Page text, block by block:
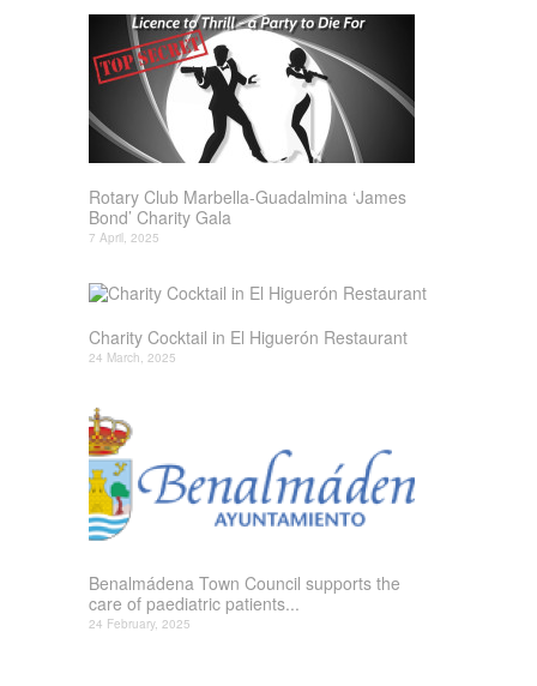
Rotary Club Marbella-Guadalmina ‘James
Bond’ Charity Gala
7 April, 2025
Charity Cocktail in El Higuerón Restaurant
24 March, 2025
Benalmádena Town Council supports the
care of paediatric patients...
24 February, 2025